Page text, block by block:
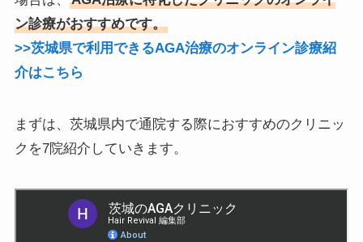
ン診療がおすすめです。
>>茨城県で利用できるAGA治療のオンライン診療紹
介はこちら
まずは、茨城県内で通院する際におすすめのクリニッ
クを7院紹介していきます。